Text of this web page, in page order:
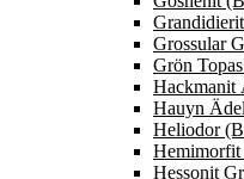
Grossular
Grön
Hackmanit
Hauyn
Heliodor
Hemimorfit
Hessonit